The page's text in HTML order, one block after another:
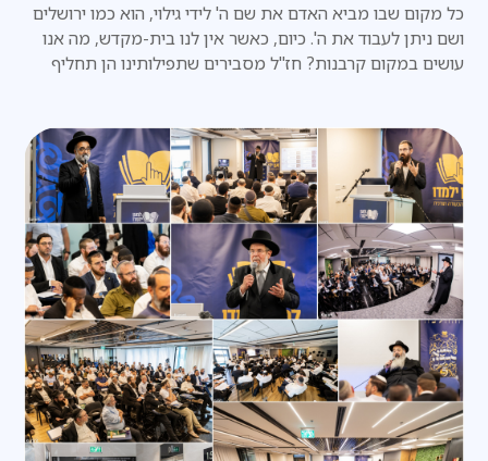
כל מקום שבו מביא האדם את שם ה' לידי גילוי, הוא כמו ירושלים
ושם ניתן לעבוד את ה'. כיום, כאשר אין לנו בית-מקדש, מה אנו
עושים במקום קרבנות? חז"ל מסבירים שתפילותינו הן תחליף